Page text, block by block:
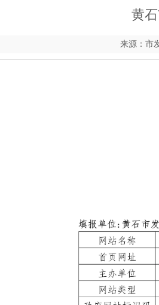
黄
来源：市